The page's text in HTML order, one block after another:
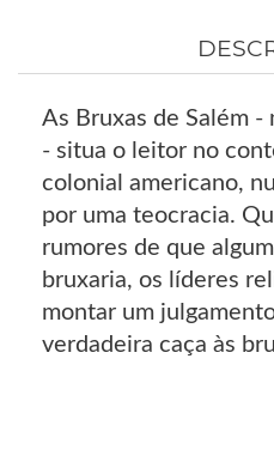
As Bruxas de Salém
- situa o leitor no
colonial americano,
por uma teocracia.
rumores de que
bruxaria, os líderes
montar um
verdadeira caça às